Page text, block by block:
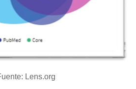
Lens.org